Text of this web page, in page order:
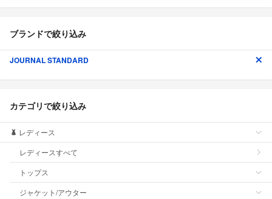
ブランドで絞り込み
JOURNAL STANDARD
カテゴリで絞り込み
レディース
レディースすべて
トップス
ジャケット/アウター